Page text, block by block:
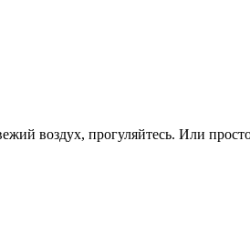
воздух, прогуляйтесь. Или